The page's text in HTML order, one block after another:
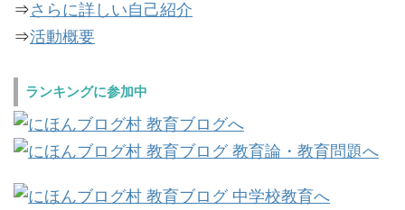
⇒さらに詳しい自己紹介
⇒活動概要
ランキングに参加中